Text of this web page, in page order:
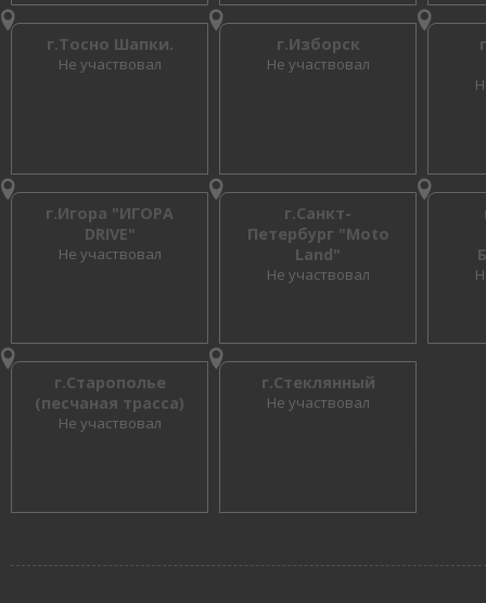
г.Тосно Шапки.
Не участвовал
г.Изборск
Не участвовал
г.Игора "ИГОРА
DRIVE"
Не участвовал
г.Санкт-
Петербург "Moto
Land"
Не участвовал
г.Старополье
(песчаная трасса)
Не участвовал
г.Стеклянный
Не участвовал